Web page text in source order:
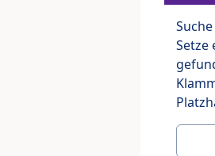
Setze